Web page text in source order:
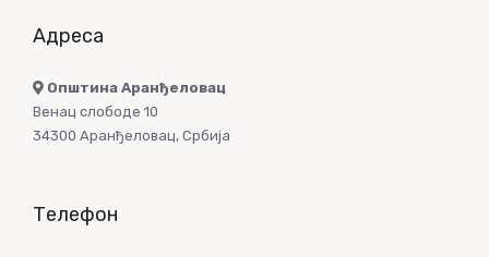
Адреса
Општина Аранђеловац
Венац слободе 10
34300 Аранђеловац, Србија
Телефон